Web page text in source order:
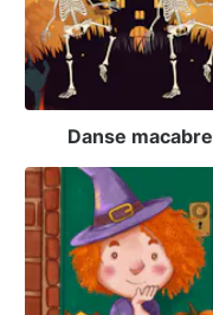
Danse macabre